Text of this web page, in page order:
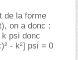
de la forme
on a donc :
psi donc
- k²] psi = 0